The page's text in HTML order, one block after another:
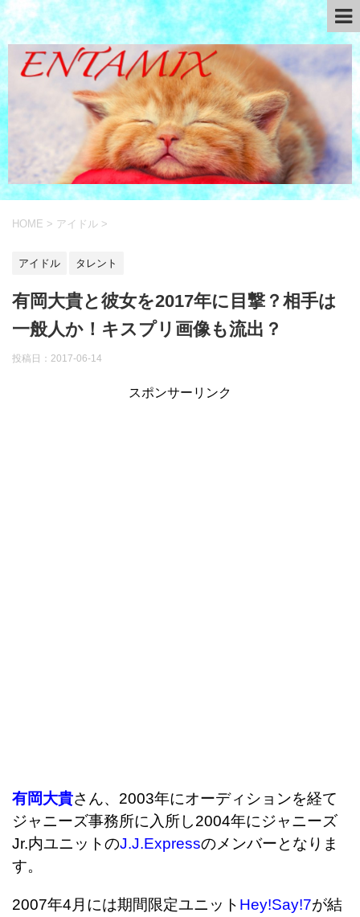
HOME > アイドル >
アイドル タレント
有岡大貴と彼女を2017年に目撃？相手は
一般人か！キスプリ画像も流出？
投稿日： 2017-06-14
スポンサーリンク
有岡大貴さん、2003年にオーディションを経て
ジャニーズ事務所に入所し2004年にジャニーズ
Jr.内ユニットのJ.J.Expressのメンバーとなりま
す。
2007年4月には期間限定ユニット Hey!Say!7が結